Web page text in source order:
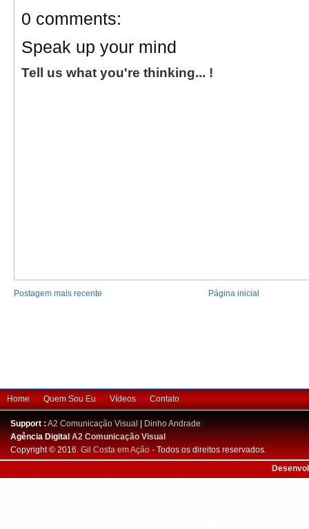
0 comments:
Speak up your mind
Tell us what you're thinking... !
Postagem mais recente Página inicial
Home Quem Sou Eu Vídeos Contato
Support : A2 Comunicação Visual
Dinho Andrade
Agência DigitalA2 Comunicação Visual
Copyright © 2016. Gil Costa em Ação - Todos os direitos reservados.